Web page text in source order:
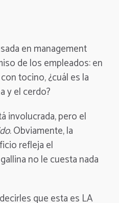
en management
de los empleados: en
tocino, ¿cuál es la
y el cerdo?
involucrada, pero el
. Obviamente, la
refleja el
no le cuesta nada
que esta es LA